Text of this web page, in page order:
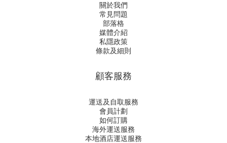
關於我們
常見問題
部落格
媒體介紹
私隱政策
條款及細則
顧客服務
運送及自取服務
會員計劃
如何訂購
海外運送服務
本地酒店運送服務